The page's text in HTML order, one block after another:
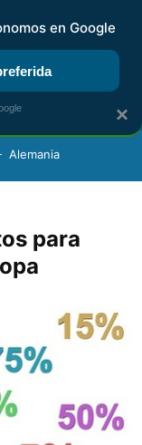
RENTA
Alemania
para
×
en Google